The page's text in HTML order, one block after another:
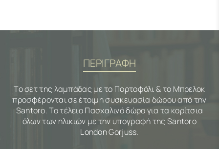
ΠΕΡΙΓΡΑΦΗ
Το σετ της λαμπάδας με το Πορτοφόλι & το Μπρελοκ
προσφέρονται σε έτοιμη συσκευασία δώρου από την
Santoro. Το τέλειο Πασχαλινό δώρο για τα κορίτσια
όλων των ηλικιών με την υπογραφή της Santoro
London Gorjuss.